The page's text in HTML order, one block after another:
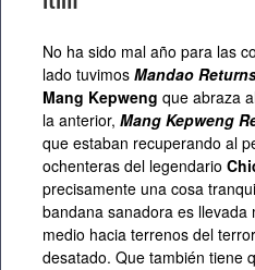
No ha sido mal año para las
lado tuvimos Mandao
Mang Kepweng que abraza
la anterior, Mang Kepweng
que estaban recuperando al
ochenteras del legendario
precisamente una cosa
bandana sanadora es llevada
medio hacia terrenos del
desatado. Que también tiene